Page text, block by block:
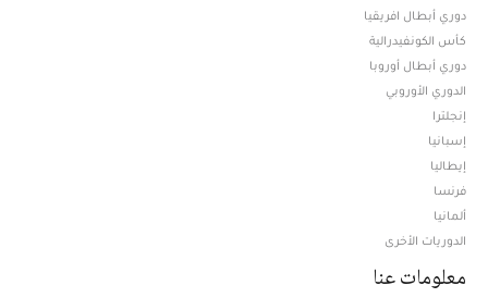
دوري أبطال افريقيا
كأس الكونفيدرالية
دوري أبطال أوروبا
الدوري الأوروبي
إنجلترا
إسبانيا
إيطاليا
فرنسا
ألمانيا
الدوريات الأخرى
معلومات عنا